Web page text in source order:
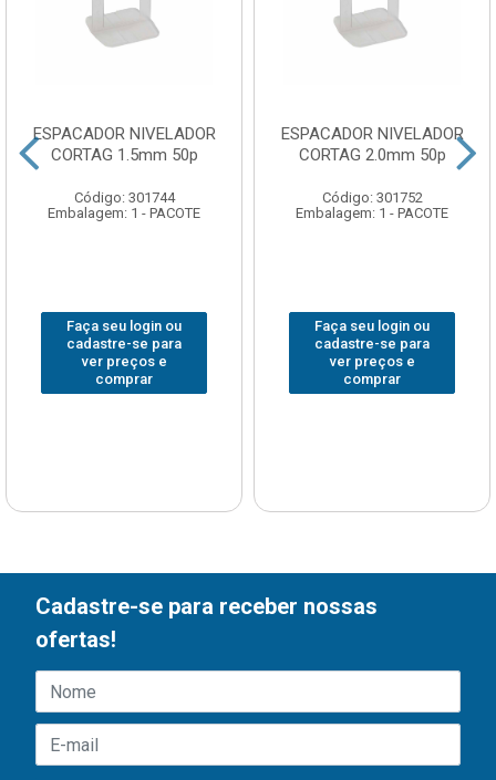
ESPACADOR NIVELADOR
CORTAG 1.5mm 50p
Código: 301744
Embalagem: 1 - PACOTE
Faça seu login ou
cadastre-se para
ver preços e
comprar
ESPACADOR NIVELADOR
CORTAG 2.0mm 50p
Código: 301752
Embalagem: 1 - PACOTE
Faça seu login ou
cadastre-se para
ver preços e
comprar
Cadastre-se para receber nossas
ofertas!